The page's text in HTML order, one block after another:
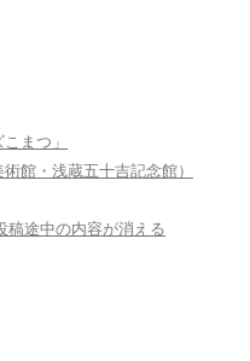
まつ」
館・浅蔵五十吉記念館）
途中の内容が消える